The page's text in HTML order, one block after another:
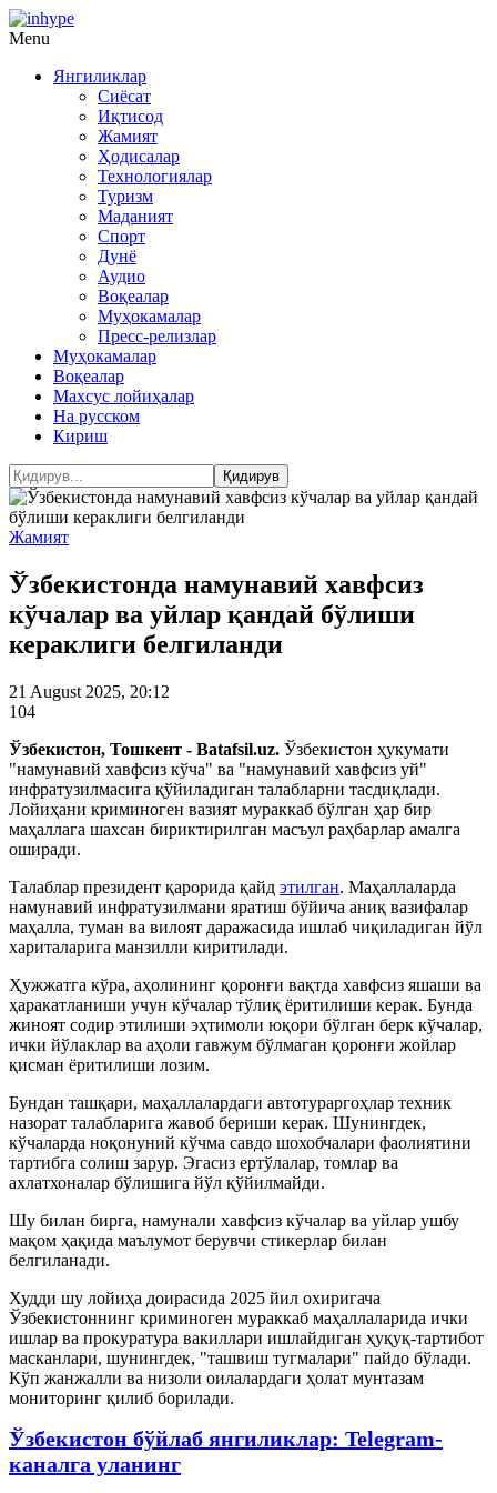
Menu
Янгиликлар
Сиёсат
Иқтисод
Жамият
Ҳодисалар
Технологиялар
Туризм
Маданият
Спорт
Дунё
Аудио
Воқеалар
Муҳокамалар
Пресс-релизлар
Муҳокамалар
Воқеалар
Махсус лойиҳалар
На русском
Кириш
Жамият
Ўзбекистонда намунавий хавфсиз
кўчалар ва уйлар қандай бўлиши
кераклиги белгиланди
21 August 2025, 20:12
104
Ўзбекистон, Тошкент - Batafsil.uz. Ўзбекистон ҳукумати
"намунавий хавфсиз кўча" ва "намунавий хавфсиз уй"
инфратузилмасига қўйиладиган талабларни тасдиқлади.
Лойиҳани криминоген вазият мураккаб бўлган ҳар бир
маҳаллага шахсан бириктирилган масъул раҳбарлар амалга
оширади.
Талаблар президент қарорида қайд этилган. Маҳаллаларда
намунавий инфратузилмани яратиш бўйича аниқ вазифалар
маҳалла, туман ва вилоят даражасида ишлаб чиқиладиган йўл
хариталарига манзилли киритилади.
Ҳужжатга кўра, аҳолининг қоронғи вақтда хавфсиз яшаши ва
ҳаракатланиши учун кўчалар тўлиқ ёритилиши керак. Бунда
жиноят содир этилиши эҳтимоли юқори бўлган берк кўчалар,
ички йўлаклар ва аҳоли гавжум бўлмаган қоронғи жойлар
қисман ёритилиши лозим.
Бундан ташқари, маҳаллалардаги автотураргоҳлар техник
назорат талабларига жавоб бериши керак. Шунингдек,
кўчаларда ноқонуний кўчма савдо шохобчалари фаолиятини
тартибга солиш зарур. Эгасиз ертўлалар, томлар ва
ахлатхоналар бўлишига йўл қўйилмайди.
Шу билан бирга, намунали хавфсиз кўчалар ва уйлар ушбу
мақом ҳақида маълумот берувчи стикерлар билан
белгиланади.
Худди шу лойиҳа доирасида 2025 йил охиригача
Ўзбекистоннинг криминоген мураккаб маҳаллаларида ички
ишлар ва прокуратура вакиллари ишлайдиган ҳуқуқ-тартибот
масканлари, шунингдек, "ташвиш тугмалари" пайдо бўлади.
Кўп жанжалли ва низоли оилалардаги ҳолат мунтазам
мониторинг қилиб борилади.
Ўзбекистон бўйлаб янгиликлар: Telegram-
каналга уланинг